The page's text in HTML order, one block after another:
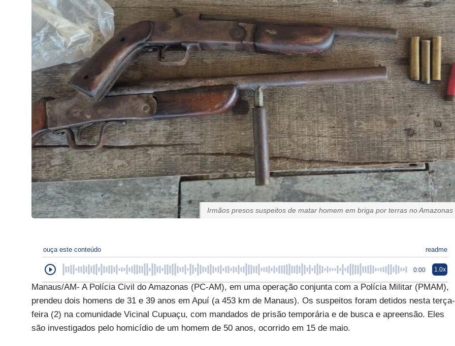
Irmãos presos suspeitos de matar homem em briga por terras no Amazonas
ouça este conteúdo readme
0:00 1.0x
Manaus/AM- A Polícia Civil do Amazonas (PC-AM), em uma operação conjunta com a Polícia Militar (PMAM),
prendeu dois homens de 31 e 39 anos em Apuí (a 453 km de Manaus). Os suspeitos foram detidos nesta terça-
feira (2) na comunidade Vicinal Cupuaçu, com mandados de prisão temporária e de busca e apreensão. Eles
são investigados pelo homicídio de um homem de 50 anos, ocorrido em 15 de maio.